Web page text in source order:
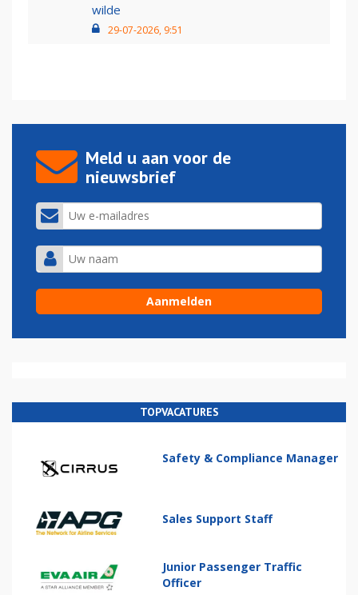
wilde
29-07-2026, 9:51
Meld u aan voor de
nieuwsbrief
TOPVACATURES
Safety & Compliance Manager
Sales Support Staff
Junior Passenger Traffic
Officer